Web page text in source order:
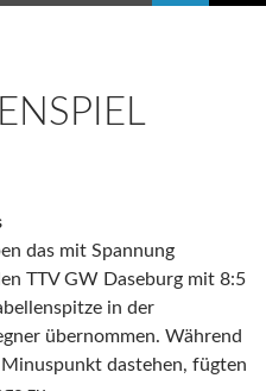
das mit Spannung
TTV GW Daseburg mit 8:5
in der
übernommen. Während
dastehen, fügten